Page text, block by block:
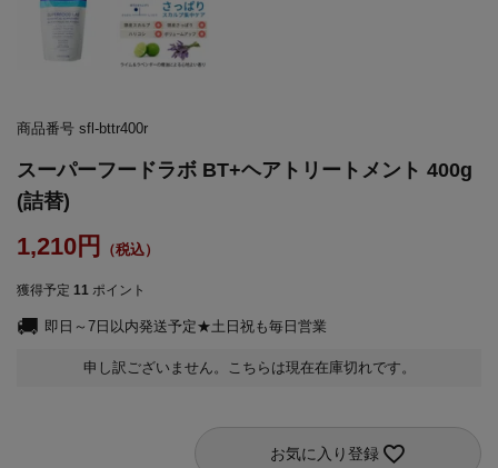
商品番号 sfl-bttr400r
スーパーフードラボ BT+ヘアトリートメント 400g
(詰替)
1,210
獲得予定 11 ポイント
即日～7日以内発送予定★土日祝も毎日営業
申し訳ございません。こちらは現在在庫切れです。
お気に入り登録